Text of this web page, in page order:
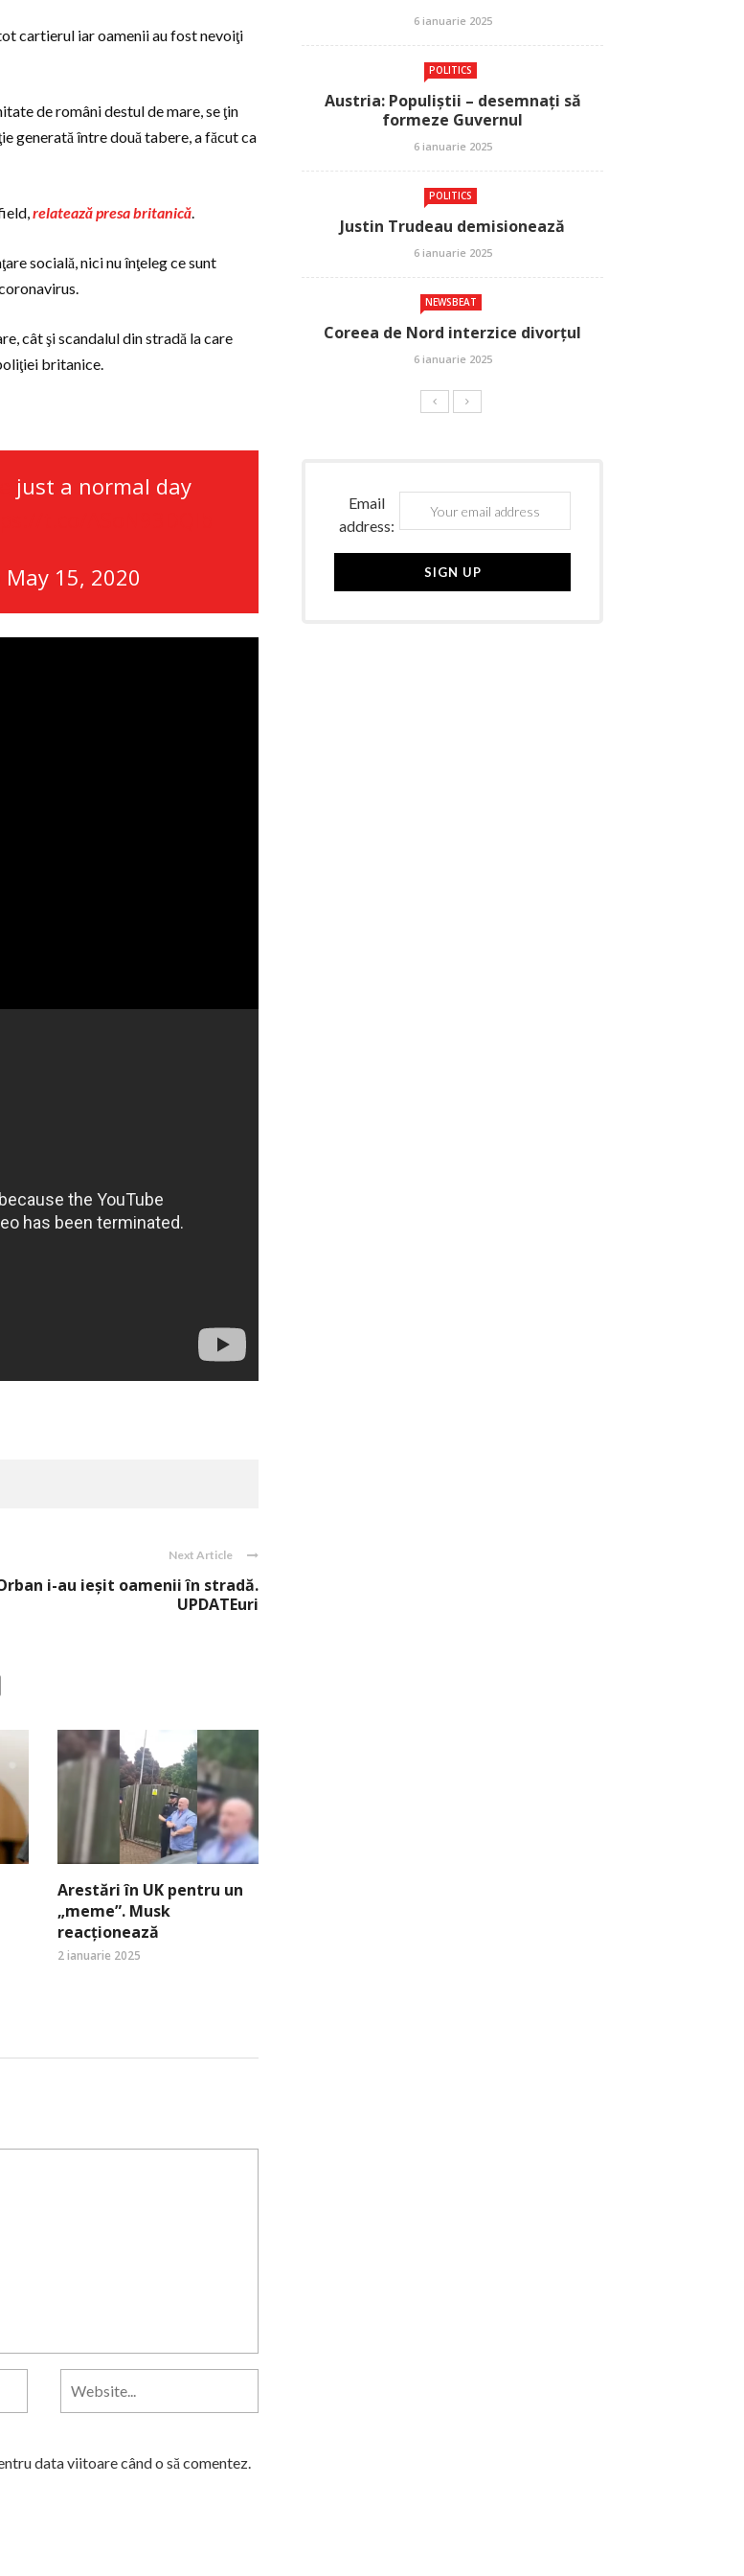
cartierul iar oamenii au fost nevoiţi
de români destul de mare, se ţin
generată între două tabere, a făcut ca
relatează presa britanică.
socială, nici nu înţeleg ce sunt
cât şi scandalul din stradă la care
britanice.
just a normal day
May 15, 2020
Next Article
i-au ieşit oamenii în stradă.
UPDATEuri
Arestări în UK pentru un
„meme”. Musk
reacționează
2 ianuarie 2025
data viitoare când o să comentez.
6 ianuarie 2025
POLITICS
Austria: Populiștii – desemnați să
formeze Guvernul
6 ianuarie 2025
POLITICS
Justin Trudeau demisionează
6 ianuarie 2025
NEWSBEAT
Coreea de Nord interzice divorțul
6 ianuarie 2025
Email
address: